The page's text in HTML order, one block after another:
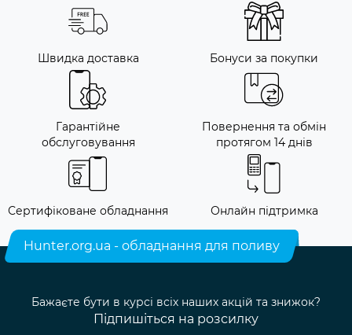
Швидка доставка Бонуси за покупки
Гарантійне
обслуговування
Повернення та обмін
протягом 14 днів
Сертифіковане обладнання Онлайн підтримка
Hunter.org.ua - обладнання для поливу
Бажаєте бути в курсі всіх наших акцій та знижок?
Підпишіться на розсилку